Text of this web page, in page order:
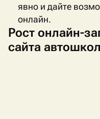
явно и дайте
онлайн.
Рост онлайн-
сайта